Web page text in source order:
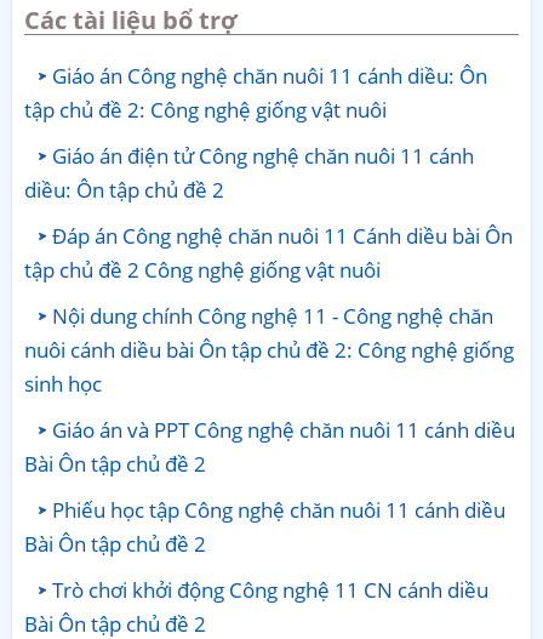
Các tài liệu bổ trợ
Giáo án Công nghệ chăn nuôi 11 cánh diều: Ôn
tập chủ đề 2: Công nghệ giống vật nuôi
Giáo án điện tử Công nghệ chăn nuôi 11 cánh
diều: Ôn tập chủ đề 2
Đáp án Công nghệ chăn nuôi 11 Cánh diều bài Ôn
tập chủ đề 2 Công nghệ giống vật nuôi
Nội dung chính Công nghệ 11 - Công nghệ chăn
nuôi cánh diều bài Ôn tập chủ đề 2: Công nghệ giống
sinh học
Giáo án và PPT Công nghệ chăn nuôi 11 cánh diều
Bài Ôn tập chủ đề 2
Phiếu học tập Công nghệ chăn nuôi 11 cánh diều
Bài Ôn tập chủ đề 2
Trò chơi khởi động Công nghệ 11 CN cánh diều
Bài Ôn tập chủ đề 2